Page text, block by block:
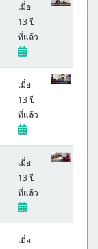
เมื่อ
13 ปี
ที่แล้ว
เมื่อ
13 ปี
ที่แล้ว
เมื่อ
13 ปี
ที่แล้ว
เมื่อ